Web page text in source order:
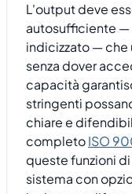
L'output deve
autosufficiente —
indicizzato — che
senza dover
capacità
stringenti
chiare e
completoISO
queste funzioni
sistema con